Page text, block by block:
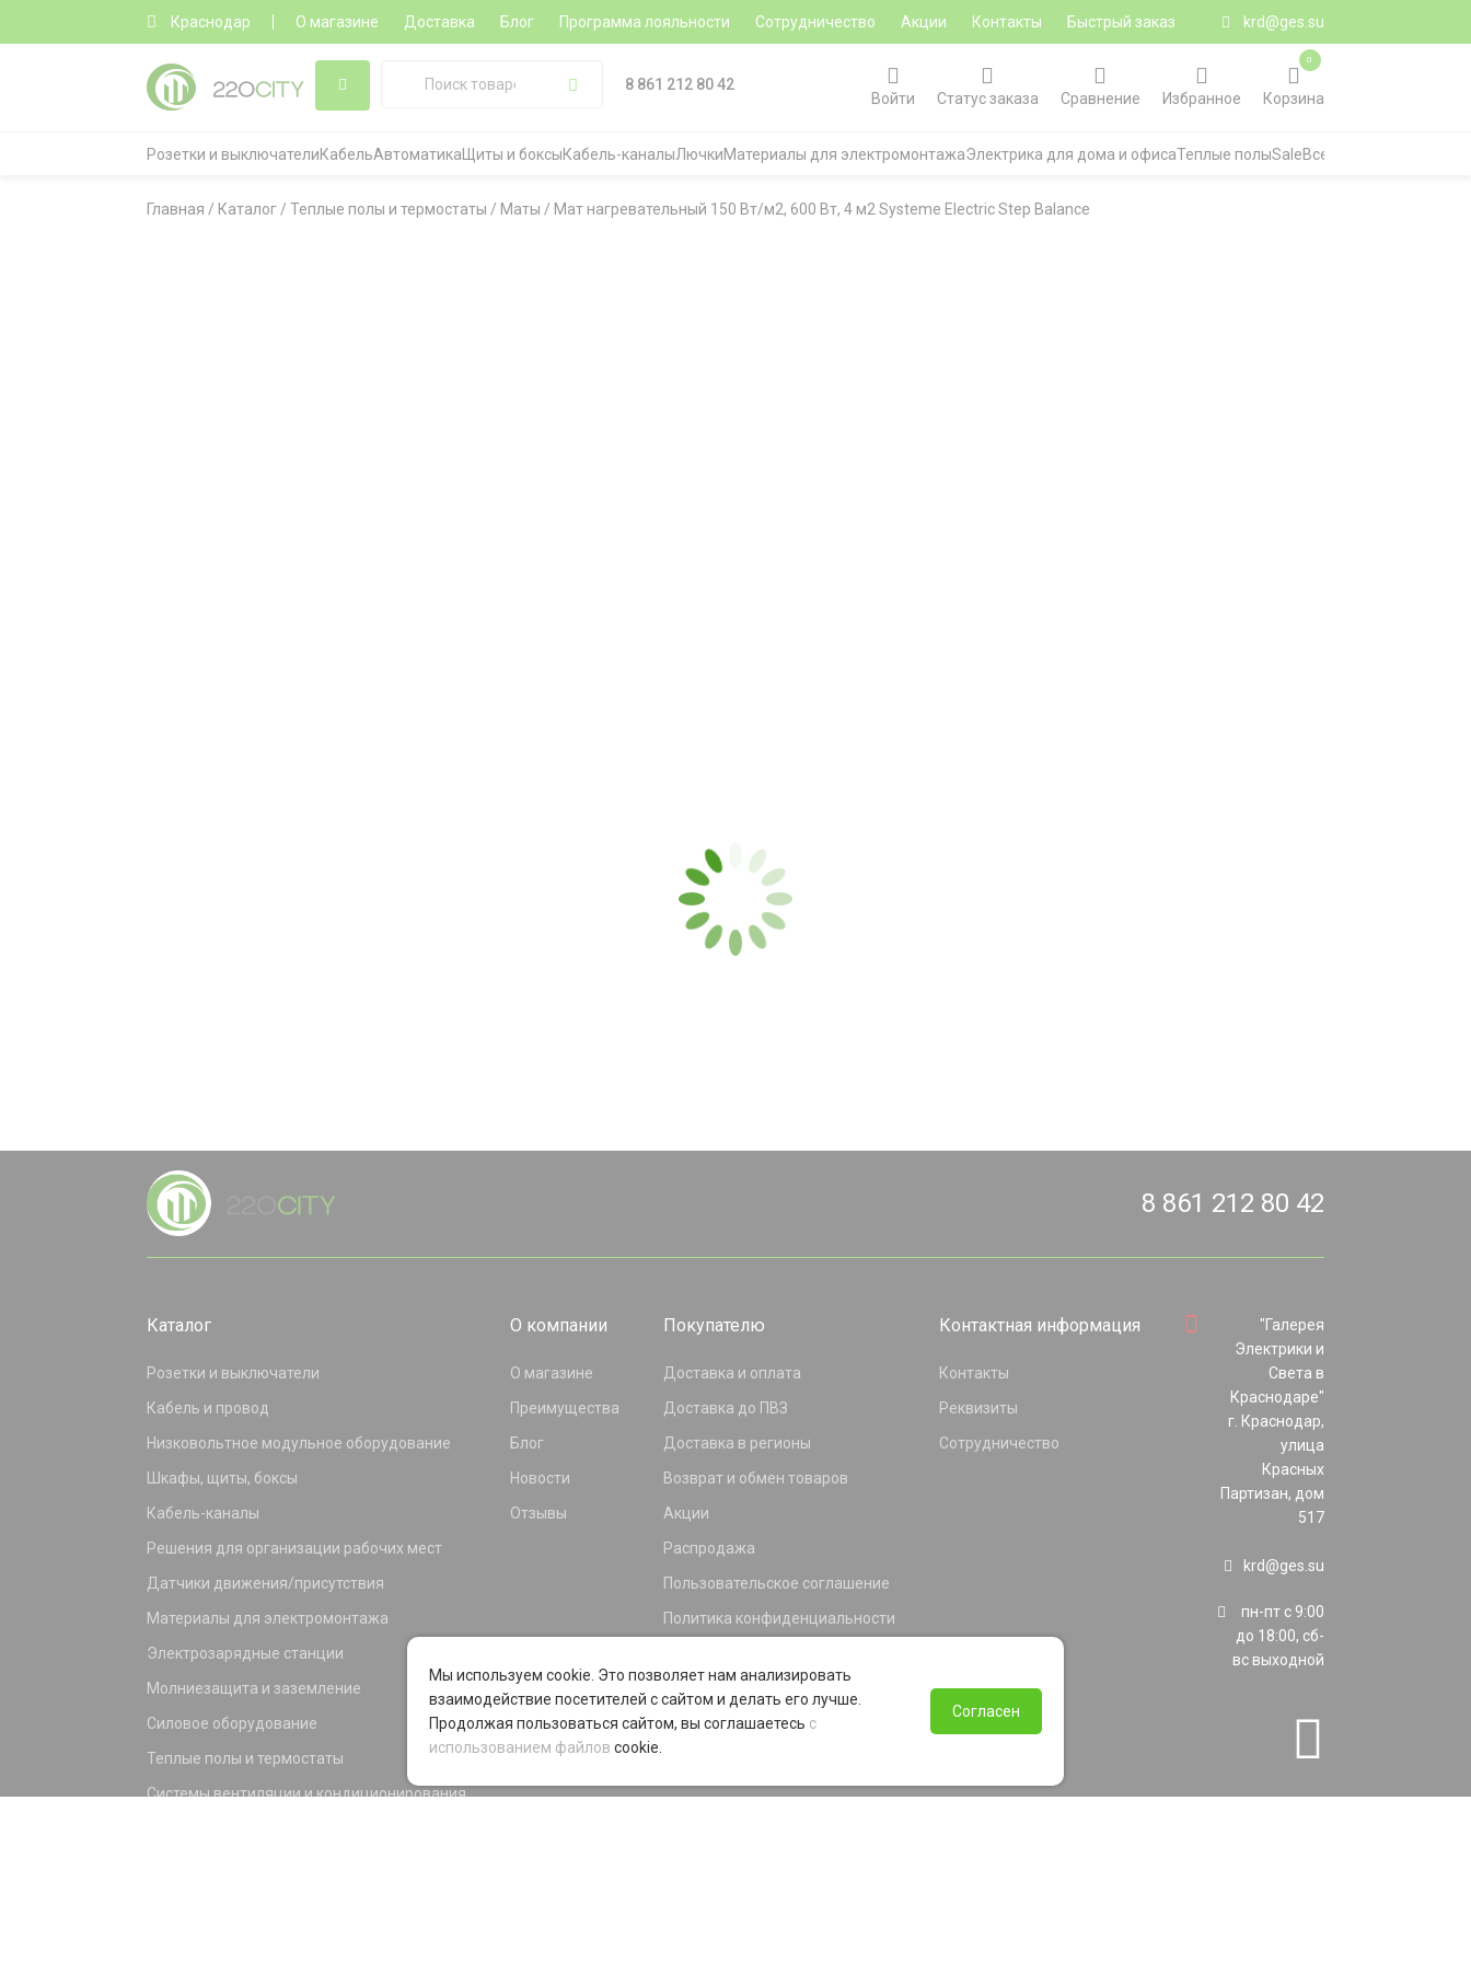
Краснодар О магазине Доставка Блог Программа лояльности Сотрудничество Акции Контакты Быстрый заказ krd@ges.su
8 861 212 80 42
Войти
Статус заказа Сравнение Избранное Корзина
0
Розетки и выключателиКабельАвтоматика Щиты и боксыКабель-каналыЛючкиМатериалы для электромонтажаЭлектрика для дома и офисаТеплые полыSaleВсе категории
Главная / Каталог / Теплые полы и термостаты / Маты / Мат нагревательный 150 Вт/м2, 600 Вт, 4 м2 Systeme Electric Step Balance
8 861 212 80 42
Каталог
Розетки и выключатели
Кабель и провод
Низковольтное модульное оборудование
Шкафы, щиты, боксы
Кабель-каналы
Решения для организации рабочих мест
Датчики движения/присутствия
Материалы для электромонтажа
Электрозарядные станции
Молниезащита и заземление
Силовое оборудование
Теплые полы и термостаты
Системы вентиляции и кондиционирования
О компании
О магазине
Преимущества
Блог
Новости
Отзывы
Покупателю
Доставка и оплата
Доставка до ПВЗ
Доставка в регионы
Возврат и обмен товаров
Акции
Распродажа
Пользовательское соглашение
Политика конфиденциальности
Программа лояльности
Контактная информация
Контакты
Реквизиты
Сотрудничество
"Галерея
Электрики и
Света в
Краснодаре"
г. Краснодар,
улица
Красных
Партизан, дом
517
krd@ges.su
пн-пт с 9:00
до 18:00, сб-
вс выходной
Мы используем cookie. Это позволяет нам анализировать
взаимодействие посетителей с сайтом и делать его лучше.
Продолжая пользоваться сайтом, вы соглашаетесь с
использованием файлов cookie.
Согласен